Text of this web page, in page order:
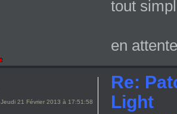
tout
en
Re:
Light
Jeudi 21 Février 2013 à 17:51:58